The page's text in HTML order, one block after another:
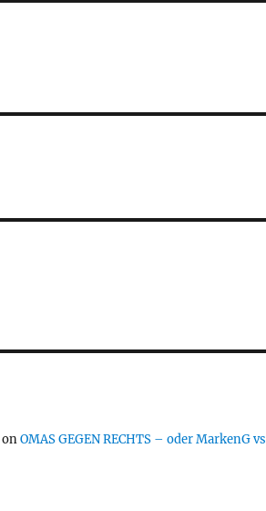
onOMAS GEGEN RECHTS – oder MarkenG vs